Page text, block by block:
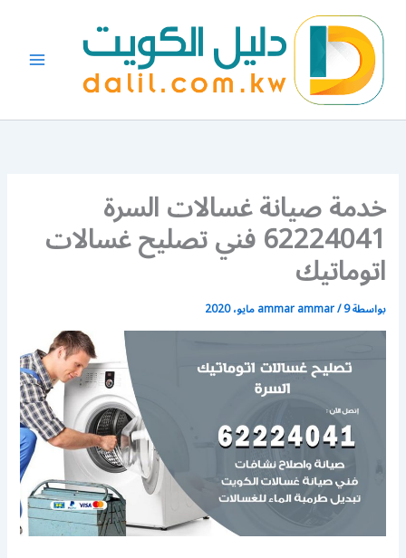
المحتوى
خدمة صيانة غسالات السرة
62224041 فني تصليح غسالات
اتوماتيك
بواسطة ammar ammar/9 مايو، 2020